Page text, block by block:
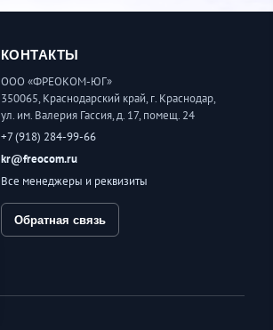
КОНТАКТЫ
ООО «ФРЕОКОМ-ЮГ»
350065, Краснодарский край, г. Краснодар,
ул. им. Валерия Гассия, д. 17, помещ. 24
+7 (918) 284-99-66
kr@freocom.ru
Все менеджеры и реквизиты
Обратная связь